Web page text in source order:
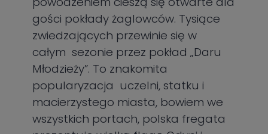
gości pokłady żaglowców. Tysiące
zwiedzających przewinie się w
całym sezonie przez pokład „Daru
Młodzieży”. To znakomita
popularyzacja uczelni, statku i
macierzystego miasta, bowiem we
wszystkich portach, polska fregata